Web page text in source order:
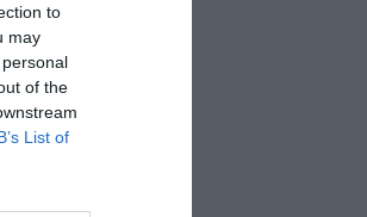
to
may
of the
List of